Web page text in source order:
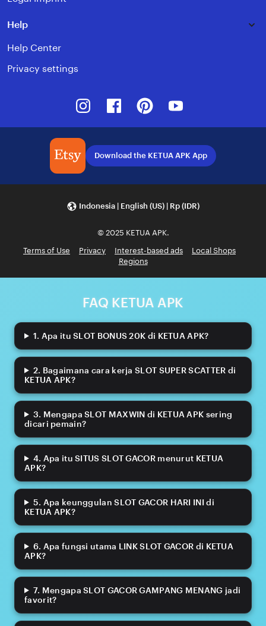
Help
Help Center
Privacy settings
InstagramFacebookPinterest
Download the KETUA APK App
Indonesia | English (US) | Rp (IDR)
© 2025 KETUA APK.
Terms of Use
Privacy Interest-based ads
Local Shops
Regions
FAQ KETUA APK
1. Apa itu SLOT BONUS 20K di KETUA APK?
2. Bagaimana cara kerja SLOT SUPER SCATTER di
KETUA APK?
3. Mengapa SLOT MAXWIN di KETUA APK sering
dicari pemain?
4. Apa itu SITUS SLOT GACOR menurut KETUA
APK?
5. Apa keunggulan SLOT GACOR HARI INI di
KETUA APK?
6. Apa fungsi utama LINK SLOT GACOR di KETUA
APK?
7. Mengapa SLOT GACOR GAMPANG MENANG jadi
favorit?